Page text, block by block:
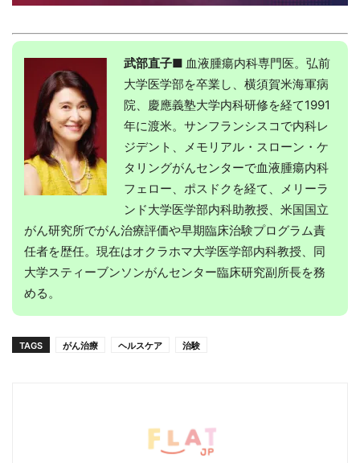
武部直子■ 血液腫瘍内科専門医。弘前
大学医学部を卒業し、横須賀米海軍病
院、慶應義塾大学内科研修を経て1991
年に渡米。サンフランシスコで内科レ
ジデント、メモリアル・スローン・ケ
タリングがんセンターで血液腫瘍内科
フェロー、ポスドクを経て、メリーラ
ンド大学医学部内科助教授、米国国立
がん研究所でがん治療評価や早期臨床治験プログラム責
任者を歴任。現在はオクラホマ大学医学部内科教授、同
大学スティーブンソンがんセンター臨床研究副所長を務
める。
TAGS がん治療 ヘルスケア 治験